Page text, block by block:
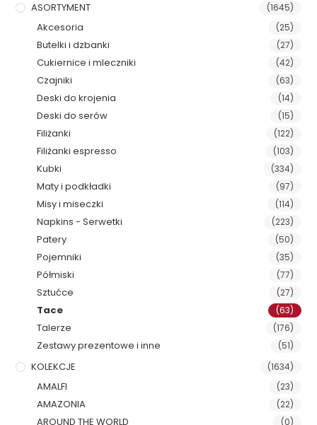
ASORTYMENT
(1645)
Akcesoria (25)
Butelki i dzbanki (27)
Cukiernice i mleczniki (42)
Czajniki (63)
Deski do krojenia (14)
Deski do serów (15)
Filiżanki (122)
Filiżanki espresso (103)
Kubki (334)
Maty i podkładki (97)
Misy i miseczki (114)
Napkins - Serwetki (223)
Patery (50)
Pojemniki (35)
Półmiski (77)
Sztućce (27)
Tace (63)
Talerze (176)
Zestawy prezentowe i inne (51)
KOLEKCJE (1634)
AMALFI (23)
AMAZONIA (22)
AROUND THE WORLD (0)